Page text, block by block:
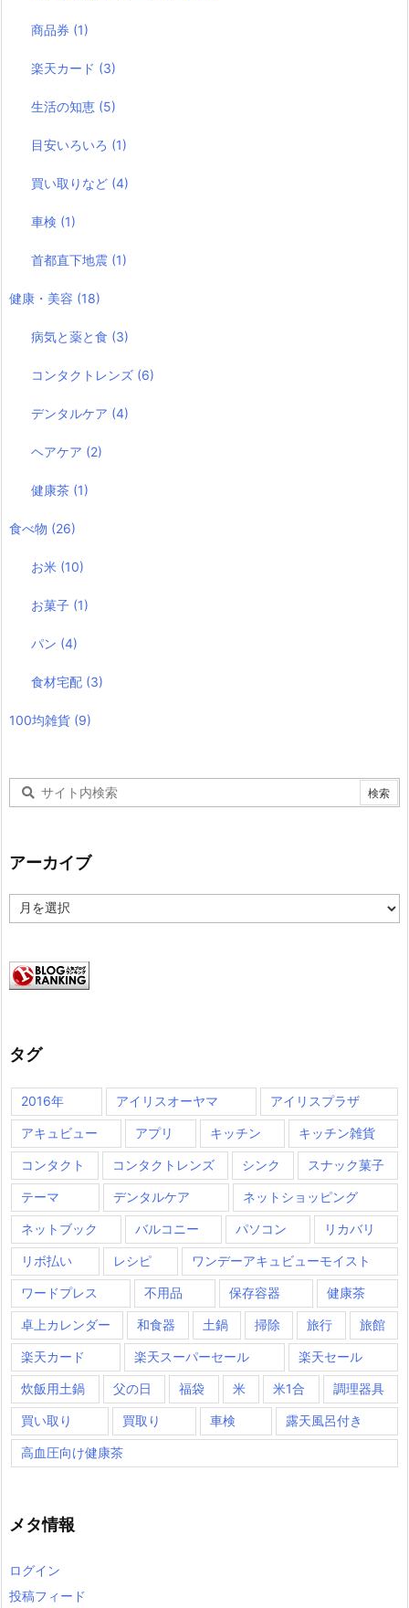
商品券 (1)
楽天カード (3)
生活の知恵 (5)
目安いろいろ (1)
買い取りなど (4)
車検 (1)
首都直下地震 (1)
健康・美容 (18)
病気と薬と食 (3)
コンタクトレンズ (6)
デンタルケア (4)
ヘアケア (2)
健康茶 (1)
食べ物 (26)
お米 (10)
お菓子 (1)
パン (4)
食材宅配 (3)
100均雑貨 (9)
アーカイブ
ー
ブ
タグ
2016年 アイリスオーヤマ アイリスプラザ
アキュビュー アプリ キッチン キッチン雑貨
コンタクト コンタクトレンズ シンク スナック菓子
テーマ デンタルケア ネットショッピング
ネットブック バルコニー パソコン リカバリ
リボ払い レシピ ワンデーアキュビューモイスト
ワードプレス 不用品 保存容器 健康茶
卓上カレンダー 和食器 土鍋 掃除 旅行 旅館
楽天カード 楽天スーパーセール 楽天セール
炊飯用土鍋 父の日 福袋 米 米1合 調理器具
買い取り 買取り 車検 露天風呂付き
高血圧向け健康茶
メタ情報
ログイン
投稿フィード